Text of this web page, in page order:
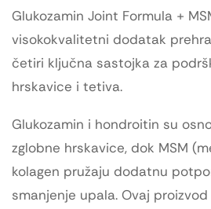
Glukozamin Joint Formula +
visokokvalitetni dodatak
četiri ključna sastojka za
hrskavice i tetiva.
Glukozamin i hondroitin su
zglobne hrskavice, dok MSM
kolagen pružaju dodatnu
smanjenje upala. Ovaj